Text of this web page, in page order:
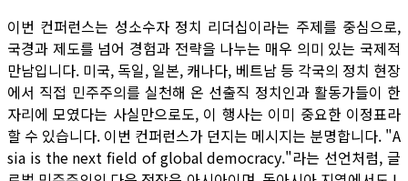
이번 컨퍼런스는 성소수자 정치 리더십이라는 주제를 중심으로,
국경과 제도를 넘어 경험과 전략을 나누는 매우 의미 있는 국제적
만남입니다. 미국, 독일, 일본, 캐나다, 베트남 등 각국의 정치 현장
에서 직접 민주주의를 실천해 온 선출직 정치인과 활동가들이 한
자리에 모였다는 사실만으로도, 이 행사는 이미 중요한 이정표라
할 수 있습니다. 이번 컨퍼런스가 던지는 메시지는 분명합니다. "A
sia is the next field of global democracy."라는 선언처럼, 글